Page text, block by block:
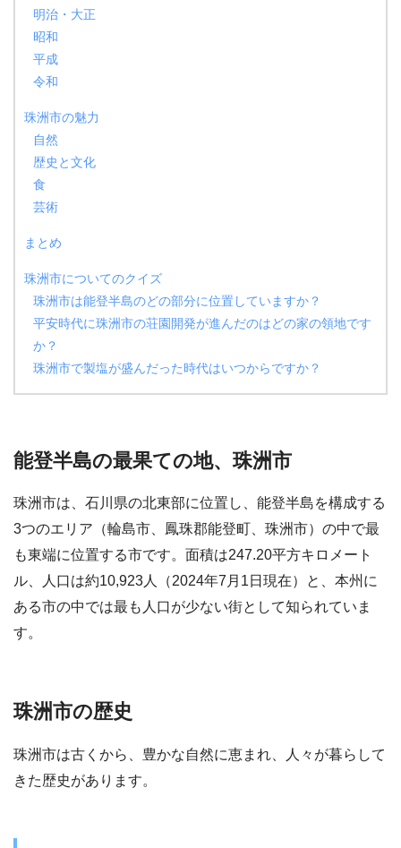
明治・大正
昭和
平成
令和
珠洲市の魅力
自然
歴史と文化
食
芸術
まとめ
珠洲市についてのクイズ
珠洲市は能登半島のどの部分に位置していますか？
平安時代に珠洲市の荘園開発が進んだのはどの家の領地です
か？
珠洲市で製塩が盛んだった時代はいつからですか？
能登半島の最果ての地、珠洲市
珠洲市は、石川県の北東部に位置し、能登半島を構成する
3つのエリア（輪島市、鳳珠郡能登町、珠洲市）の中で最
も東端に位置する市です。面積は247.20平方キロメート
ル、人口は約10,923人（2024年7月1日現在）と、本州に
ある市の中では最も人口が少ない街として知られていま
す。
珠洲市の歴史
珠洲市は古くから、豊かな自然に恵まれ、人々が暮らして
きた歴史があります。